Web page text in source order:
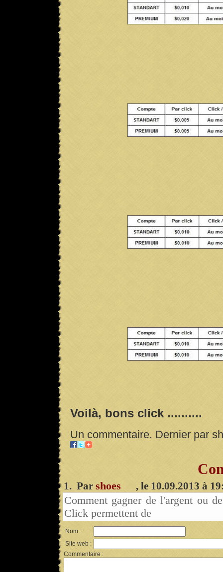
Voilà, bons click ..........
Un commentaire. Dernier par
1. Par shoes , le 10.09.2013 à
Comment gagner de l'argent ou
Click permettent de
Nom :
Site web :
Commentaire :